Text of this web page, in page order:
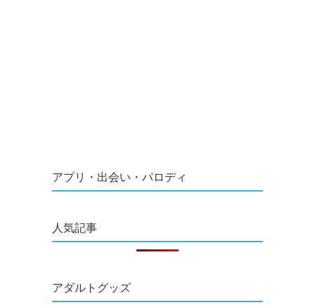
アプリ・出会い・パロディ
人気記事
アダルトグッズ